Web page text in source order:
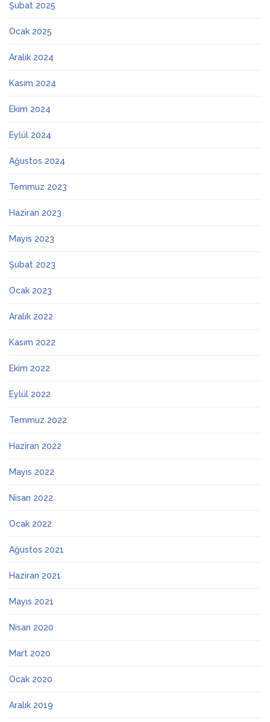
Şubat 2025
Ocak 2025
Aralık 2024
Kasım 2024
Ekim 2024
Eylül 2024
Ağustos 2024
Temmuz 2023
Haziran 2023
Mayıs 2023
Şubat 2023
Ocak 2023
Aralık 2022
Kasım 2022
Ekim 2022
Eylül 2022
Temmuz 2022
Haziran 2022
Mayıs 2022
Nisan 2022
Ocak 2022
Ağustos 2021
Haziran 2021
Mayıs 2021
Nisan 2020
Mart 2020
Ocak 2020
Aralık 2019